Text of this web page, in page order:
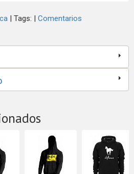
| Tags: | Comentarios